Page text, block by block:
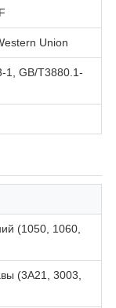
Union
1, GB/T3880.1-
(1050, 1060,
(3A21, 3003,